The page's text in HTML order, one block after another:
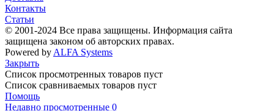
Контакты
Статьи
© 2001-2024 Все права защищены. Информация сайта
защищена законом об авторских правах.
Powered by ALFA Systems
Закрыть
Список просмотренных товаров пуст
Список сравниваемых товаров пуст
Помощь
Недавно просмотренные 0